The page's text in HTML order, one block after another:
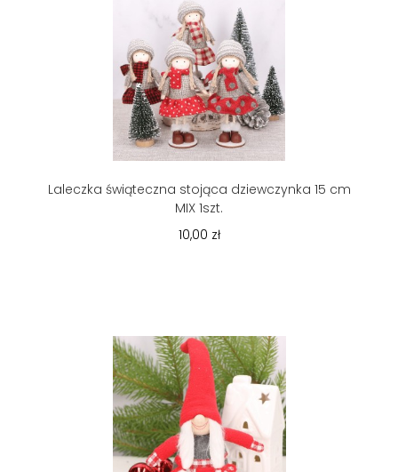
Laleczka świąteczna stojąca dziewczynka 15 cm
MIX 1szt.
10,00 zł